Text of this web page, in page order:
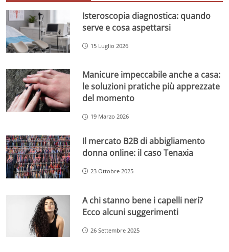
Isteroscopia diagnostica: quando
serve e cosa aspettarsi
15 Luglio 2026
Manicure impeccabile anche a casa:
le soluzioni pratiche più apprezzate
del momento
19 Marzo 2026
Il mercato B2B di abbigliamento
donna online: il caso Tenaxia
23 Ottobre 2025
A chi stanno bene i capelli neri?
Ecco alcuni suggerimenti
26 Settembre 2025